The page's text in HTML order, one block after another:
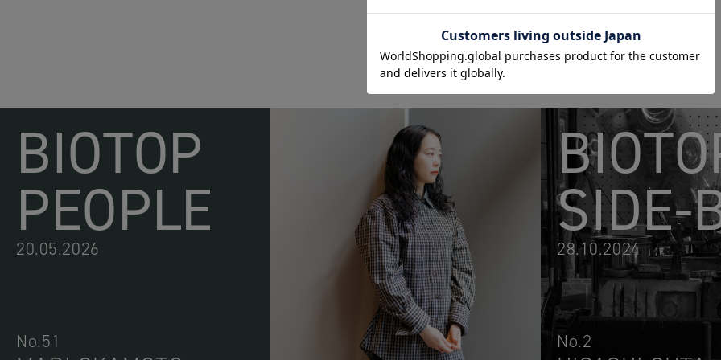
BIOTOP
PEOPLE
20.05.2026
No.51
SIDE-
28.10.2024
No.2